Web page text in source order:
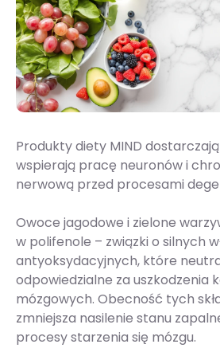
Produkty diety MIND
wspierają pracę neuronów i
nerwową przed procesami
Owoce jagodowe i zielone
w polifenole – związki o silnych
antyoksydacyjnych, które
odpowiedzialne za uszkodzenia
mózgowych. Obecność tych
zmniejsza nasilenie stanu
procesy starzenia się mózgu.